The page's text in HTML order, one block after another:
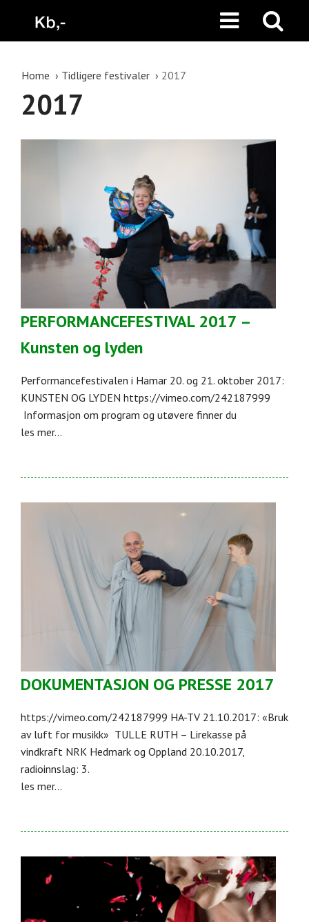
Home Tidligere festivaler 2017
2017
PERFORMANCEFESTIVAL 2017 –
Kunsten og lyden
Performancefestivalen i Hamar 20. og 21. oktober 2017:
KUNSTEN OG LYDEN https://vimeo.com/242187999
Informasjon om program og utøvere finner du
les mer...
DOKUMENTASJON OG PRESSE 2017
https://vimeo.com/242187999 HA-TV 21.10.2017: «Bruk
av luft for musikk» TULLE RUTH – Lirekasse på
vindkraft NRK Hedmark og Oppland 20.10.2017,
radioinnslag: 3.
les mer...